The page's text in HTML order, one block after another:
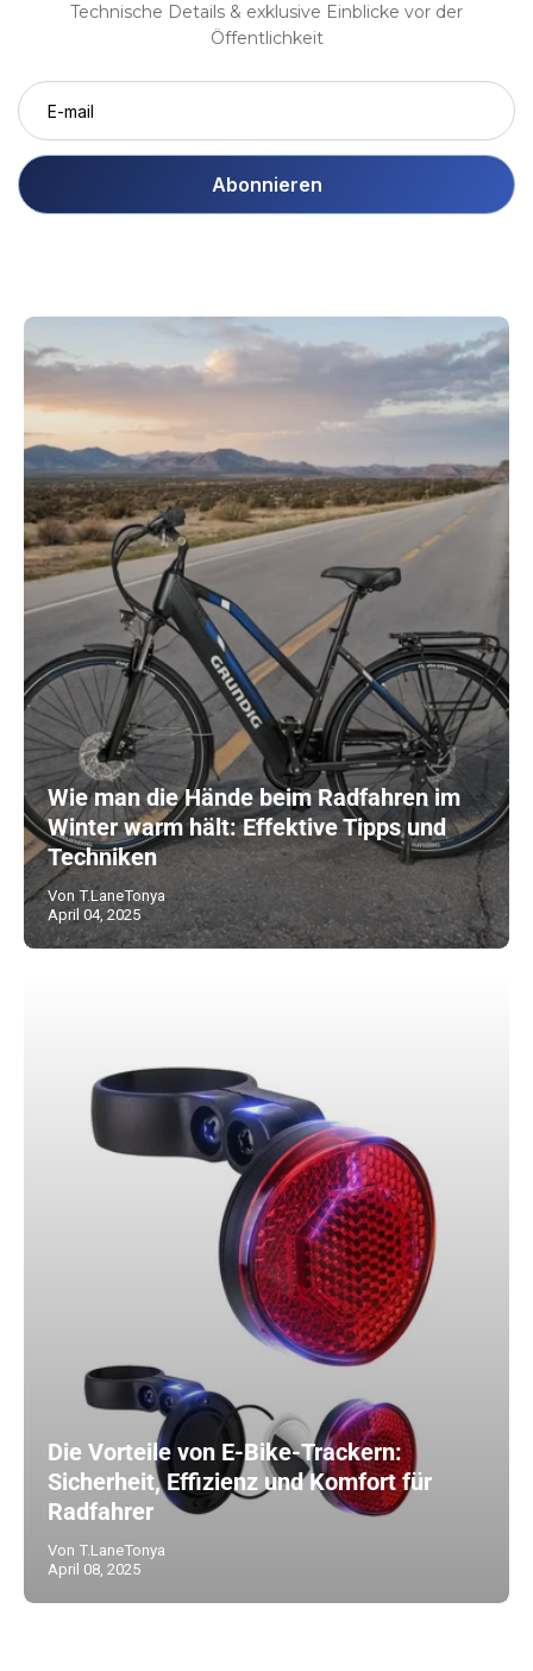
Technische Details & exklusive Einblicke vor der
Öffentlichkeit
Abonnieren
Wie man die Hände beim Radfahren im
Winter warm hält: Effektive Tipps und
Techniken
Von T.LaneTonya
April 04, 2025
Die Vorteile von E-Bike-Trackern:
Sicherheit, Effizienz und Komfort für
Radfahrer
Von T.LaneTonya
April 08, 2025